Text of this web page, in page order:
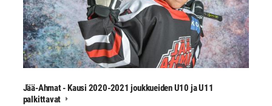
Jää-Ahmat - Kausi 2020-2021 joukkueiden U10 ja U11
palkittavat